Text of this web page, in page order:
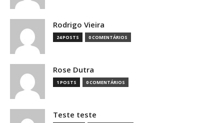
Rodrigo Vieira
24 POSTS 0 COMENTÁRIOS
Rose Dutra
1 POSTS 0 COMENTÁRIOS
Teste teste